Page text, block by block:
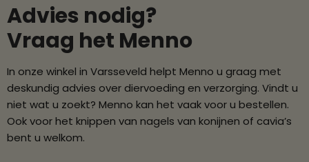
Advies nodig?
Vraag het Menno
In onze winkel in Varsseveld helpt Menno u graag met
deskundig advies over diervoeding en verzorging. Vindt u
niet wat u zoekt? Menno kan het vaak voor u bestellen.
Ook voor het knippen van nagels van konijnen of cavia’s
bent u welkom.